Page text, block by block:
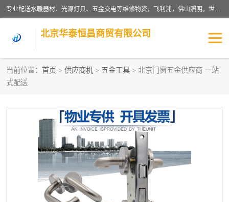
专业配送水暖器材、光源灯具、五金交电等维修物资，飞利浦，佛山照明，世达，博世，九牧，特陶等各产品涉及国内外知名品牌。公司专注与物业、学校、酒店、工厂等单位合作，提供一站式配送服务，降低客户综合成本。依托电子商务改变传统模式，以专业的团队为客户提供24H物资配送到达，货到月结、统一开票，便捷退换等服务，提高了企业的运营效率。
北京华泰恒昌商贸有限公司
当前位置： 首页 > 供应商机 > 五金工具 > 北京门窗五金供应商 一站
式配送
水暖阀门
涂料辅材